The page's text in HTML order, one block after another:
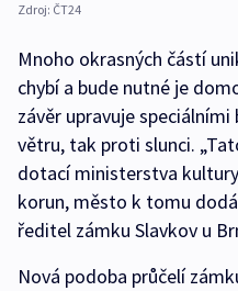
Zdroj: ČT24
Mnoho okrasných částí
chybí a bude nutné je
závěr upravuje
větru, tak proti slunci.
dotací ministerstva
korun, město k tomu
ředitel zámku Slavkov u
Nová podoba průčelí